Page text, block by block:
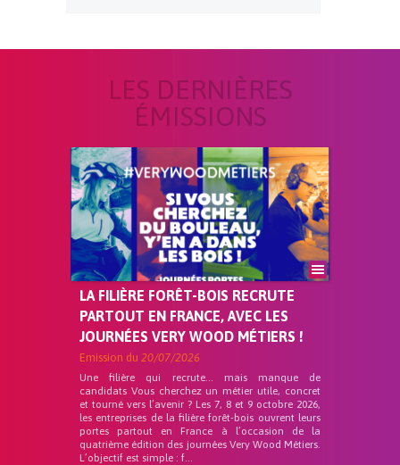
LES DERNIÈRES
ÉMISSIONS
LA FILIÈRE FORÊT-BOIS RECRUTE
PARTOUT EN FRANCE, AVEC LES
JOURNÉES VERY WOOD MÉTIERS !
Emission du 20/07/2026
Une filière qui recrute… mais manque de
candidats Vous cherchez un métier utile, concret
et tourné vers l’avenir ? Les 7, 8 et 9 octobre 2026,
les entreprises de la filière forêt-bois ouvrent leurs
portes partout en France à l’occasion de la
quatrième édition des journées Very Wood Métiers.
L’objectif est simple : f...